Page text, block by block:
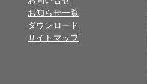
お知らせ一覧
ダウンロード
サイトマップ